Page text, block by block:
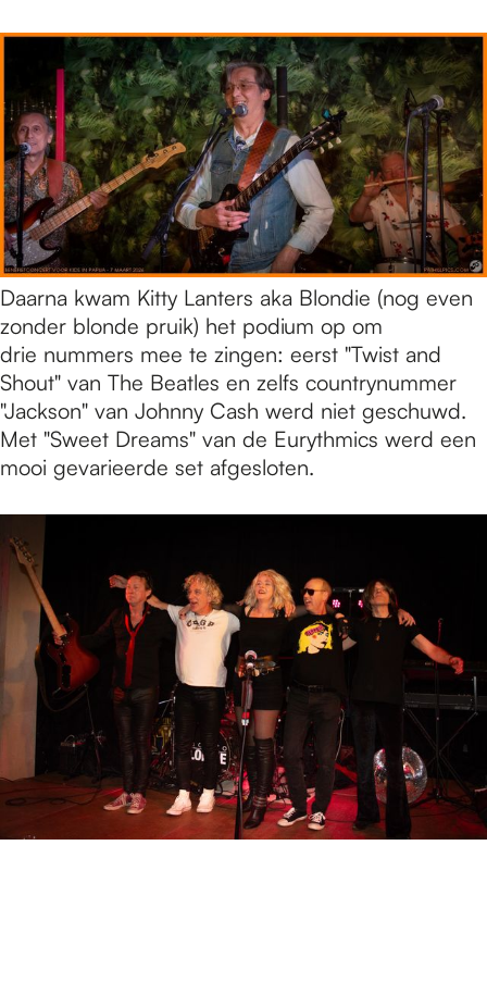
Daarna kwam Kitty Lanters aka Blondie (nog even
zonder blonde pruik) het podium op om
drie nummers mee te zingen: eerst "Twist and
Shout" van The Beatles en zelfs countrynummer
"Jackson" van Johnny Cash werd niet geschuwd.
Met "Sweet Dreams" van de Eurythmics werd een
mooi gevarieerde set afgesloten.